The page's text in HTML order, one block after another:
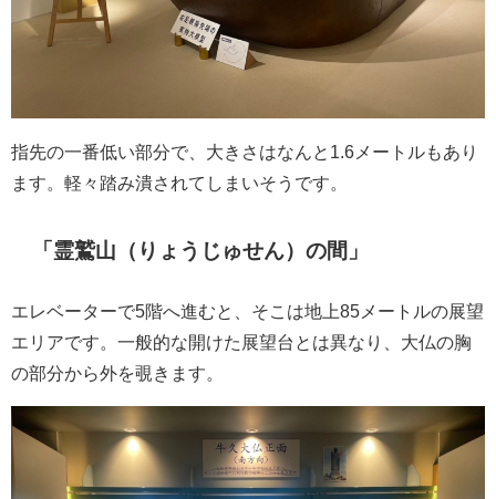
指先の一番低い部分で、大きさはなんと1.6メートルもあり
ます。軽々踏み潰されてしまいそうです。
「霊鷲山（りょうじゅせん）の間」
エレベーターで5階へ進むと、そこは地上85メートルの展望
エリアです。一般的な開けた展望台とは異なり、大仏の胸
の部分から外を覗きます。